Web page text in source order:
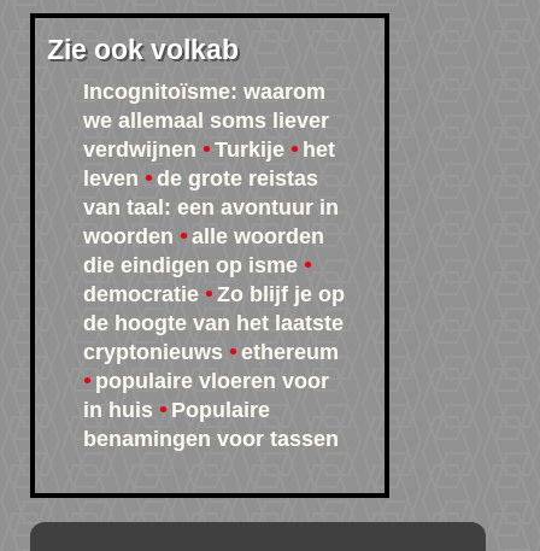
Zie ook volkab
Incognitoïsme: waarom
we allemaal soms liever
verdwijnen
Turkije
het
leven
de grote reistas
van taal: een avontuur in
woorden
alle woorden
die eindigen op isme
democratie
Zo blijf je op
de hoogte van het laatste
cryptonieuws
ethereum
populaire vloeren voor
in huis
Populaire
benamingen voor tassen